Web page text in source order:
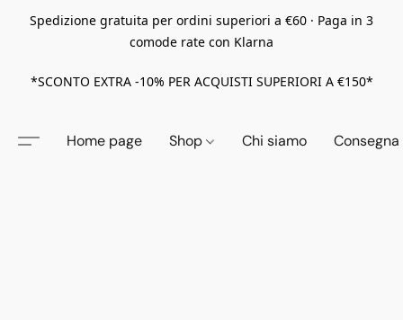
Spedizione gratuita per ordini superiori a €60 · Paga in 3
comode rate con Klarna
*SCONTO EXTRA -10% PER ACQUISTI SUPERIORI A €150*
Home page Shop Chi siamo Consegna